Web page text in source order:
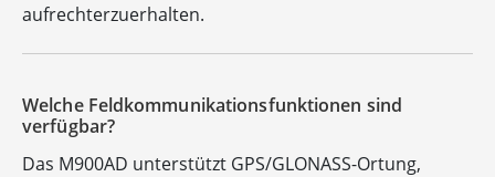
aufrechterzuerhalten.
Welche Feldkommunikationsfunktionen sind
verfügbar?
Das M900AD unterstützt GPS/GLONASS-Ortung,